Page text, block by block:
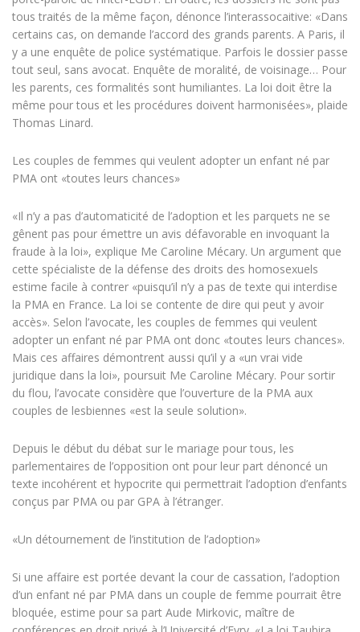
tous traités de la même façon, dénonce l’interassocaitive: «Dans
certains cas, on demande l’accord des grands parents. A Paris, il
y a une enquête de police systématique. Parfois le dossier passe
tout seul, sans avocat. Enquête de moralité, de voisinage… Pour
les parents, ces formalités sont humiliantes. La loi doit être la
même pour tous et les procédures doivent harmonisées», plaide
Thomas Linard.
Les couples de femmes qui veulent adopter un enfant né par
PMA ont «toutes leurs chances»
«Il n’y a pas d’automaticité de l’adoption et les parquets ne se
gênent pas pour émettre un avis défavorable en invoquant la
fraude à la loi», explique Me Caroline Mécary. Un argument que
cette spécialiste de la défense des droits des homosexuels
estime facile à contrer «puisqu’il n’y a pas de texte qui interdise
la PMA en France. La loi se contente de dire qui peut y avoir
accès». Selon l’avocate, les couples de femmes qui veulent
adopter un enfant né par PMA ont donc «toutes leurs chances».
Mais ces affaires démontrent aussi qu’il y a «un vrai vide
juridique dans la loi», poursuit Me Caroline Mécary. Pour sortir
du flou, l’avocate considère que l’ouverture de la PMA aux
couples de lesbiennes «est la seule solution».
Depuis le début du débat sur le mariage pour tous, les
parlementaires de l’opposition ont pour leur part dénoncé un
texte incohérent et hypocrite qui permettrait l’adoption d’enfants
conçus par PMA ou par GPA à l’étranger.
«Un détournement de l’institution de l’adoption»
Si une affaire est portée devant la cour de cassation, l’adoption
d’un enfant né par PMA dans un couple de femme pourrait être
bloquée, estime pour sa part Aude Mirkovic, maître de